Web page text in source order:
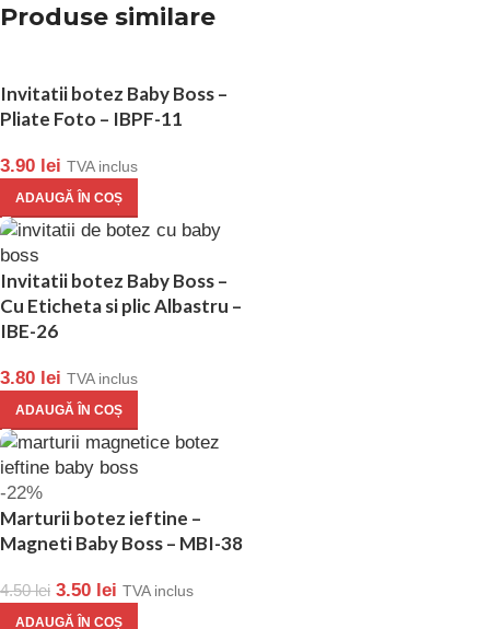
Produse similare
Invitatii botez Baby Boss –
Pliate Foto – IBPF-11
3.90 lei TVA inclus
ADAUGĂ ÎN COȘ
Invitatii botez Baby Boss –
Cu Eticheta si plic Albastru –
IBE-26
3.80 lei TVA inclus
ADAUGĂ ÎN COȘ
-22%
Marturii botez ieftine –
Magneti Baby Boss – MBI-38
4.50lei 3.50 lei TVA inclus
ADAUGĂ ÎN COȘ